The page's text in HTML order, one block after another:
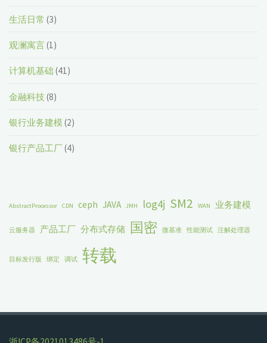
生活日常 (3)
观澜寓言(1)
计算机基础 (41)
金融科技 (8)
银行业务建模 (2)
银行产品工厂(4)
AbstractProcessor CDN ceph JAVA JMH log4j SM2 WAN 业务建模
云服务器 产品工厂 分布式存储 国密 微基准 性能测试 注解处理器
目标发行版 绑定 调试 转载